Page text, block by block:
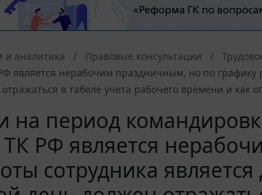
и аналитика Правовые консультации
является нерабочим праздничным, но по графику
в табеле учета рабочего времени и как
на период
ТК РФ является
сотрудника